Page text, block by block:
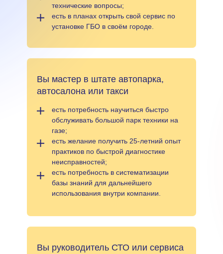
Вы мастер в штате автопарка,
автосалона или такси
есть потребность научиться быстро
обслуживать большой парк техники на
газе;
есть желание получить 25-летний опыт
практиков по быстрой диагностике
неисправностей;
есть потребность в систематизации
базы знаний для дальнейшего
использования внутри компании.
технические вопросы;
есть в планах открыть свой сервис по
установке ГБО в своём городе.
Вы руководитель СТО или сервиса